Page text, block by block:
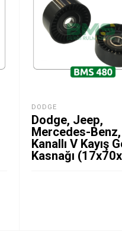
DODGE
Dodge, Jeep,
Mercedes-
Kanallı V Kayış
Kasnağı